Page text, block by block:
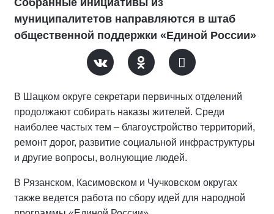
Собранные инициативы из
муниципалитетов направляются в штаб
общественной поддержки «Единой России»
В Шацком округе секретари первичных отделений
продолжают собирать наказы жителей. Среди
наиболее частых тем – благоустройство территорий,
ремонт дорог, развитие социальной инфраструктуры
и другие вопросы, волнующие людей.
В Рязанском, Касимовском и Чучковском округах
также ведется работа по сбору идей для народной